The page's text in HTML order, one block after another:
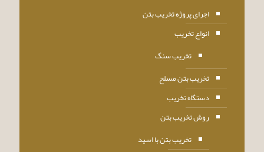
اجرای پروژه تخریب بتن
انواع تخریب
تخریب سنگ
تخریب بتن مسلح
دستگاه تخریب
روش تخریب بتن
تخریب بتن با اسید